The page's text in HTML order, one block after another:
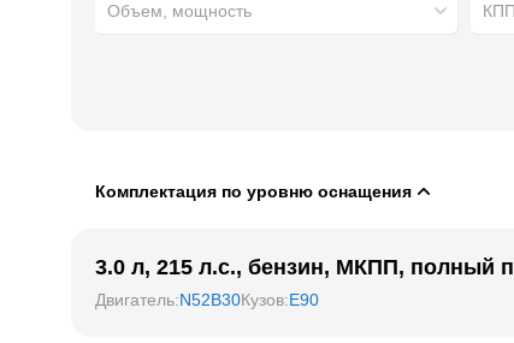
Объем, мощность КПП
Комплектация по уровню оснащения
3.0 л, 215 л.с., бензин, МКПП, полный
Двигатель:N52B30Кузов:E90